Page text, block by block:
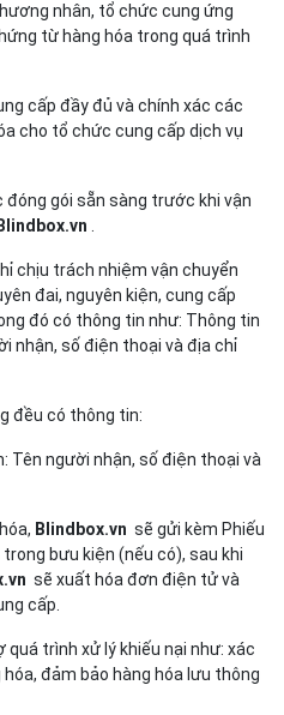
nhân, tổ chức cung ứng
từ hàng hóa trong quá trình
cấp đầy đủ và chính xác các
cho tổ chức cung cấp dịch vụ
gói sẵn sàng trước khi vận
Blindbox.vn
chịu trách nhiệm vận chuyển
đai, nguyên kiện, cung cấp
đó có thông tin như: Thông tin
nhận, số điện thoại và địa chỉ
đều có thông tin:
Tên người nhận, số điện thoại và
Blindbox.vn sẽ gửi kèm Phiếu
bưu kiện (nếu có), sau khi
sẽ xuất hóa đơn điện tử và
cấp.
quá trình xử lý khiếu nại như: xác
đảm bảo hàng hóa lưu thông